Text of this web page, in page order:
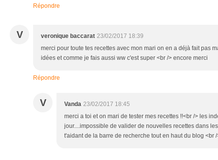
Répondre
V veronique baccarat 23/02/2017 18:39
merci pour toute tes recettes avec mon mari on en a déjà fait pas
idées et comme je fais aussi ww c'est super <br /> encore merci
Répondre
V Vanda 23/02/2017 18:45
merci a toi et on mari de tester mes recettes !!<br /> les
jour....impossible de valider de nouvelles recettes dans
t'aidant de la barre de recherche tout en haut du blog <br